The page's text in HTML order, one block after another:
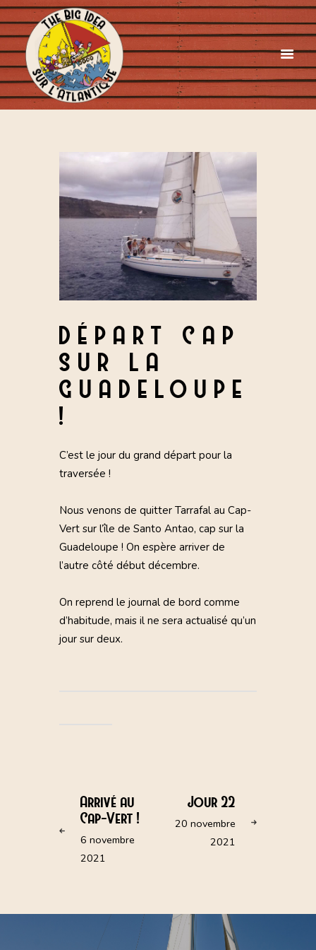
DÉPART CAP
SUR LA
GUADELOUPE
!
C’est le jour du grand départ pour la
traversée !
Nous venons de quitter Tarrafal au Cap-
Vert sur l’île de Santo Antao, cap sur la
Guadeloupe ! On espère arriver de
l’autre côté début décembre.
On reprend le journal de bord comme
d’habitude, mais il ne sera actualisé qu’un
jour sur deux.
Arrivé au
Cap-Vert !
6 novembre
2021
Jour 22
20 novembre
2021